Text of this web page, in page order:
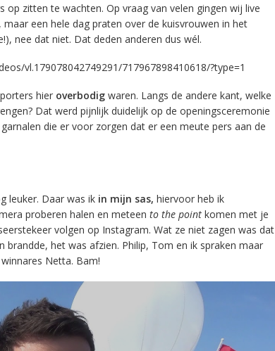
op zitten te wachten. Op vraag van velen gingen wij live
een hele dag praten over de kuisvrouwen in het
nee dat niet. Dat deden anderen dus wél.
vl.179078042749291/717967898410618/?type=1
hier overbodigwaren. Langs de andere kant, welke
Dat werd pijnlijk duidelijk op de openingsceremonie
die er voor zorgen dat er een meute pers aan de
leuker. Daar was ik in mijn sas, hiervoor heb ik
proberen halen en meteen to the pointkomen met je
volgen op Instagram. Wat ze niet zagen was dat
het was afzien. Philip, Tom en ik spraken maar
Netta. Bam!